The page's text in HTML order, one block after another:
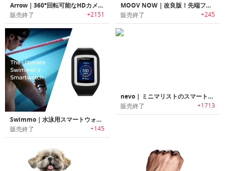
Arrow｜360°回転可能なHDカメラ搭載スマートウォッチ「アロー」
販売終了 +2151
MOOV NOW｜改良版！先端フィットネスデバイス「ムーブナウ」
販売終了 +245
Swimmo｜水泳用スマートウォッチ「スイモ」
販売終了 +145
nevo | ミニマリストのスマートウォッチ nevo
販売終了 +1713